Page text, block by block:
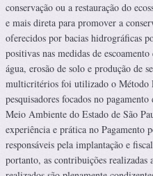
conservação ou a restauração do
e mais direta para promover a
oferecidos por bacias hidrográficas
positivas nas medidas de
água, erosão de solo e produção de
multicritérios foi utilizado o Método
pesquisadores focados no
Meio Ambiente do Estado de São
experiência e prática no Pagamento
responsáveis pela implantação e
portanto, as contribuições realizadas